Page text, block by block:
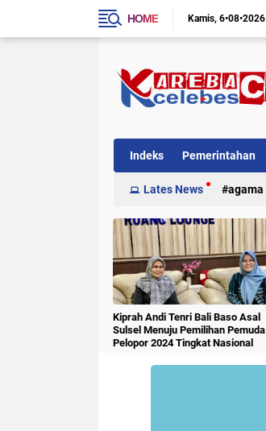
HOME Kamis 6•08•2026
Indeks Pemerintahan
Internasional Kriminal
Lates News agama
Kiprah Andi Tenri Bali Baso Asal
Sulsel Menuju Pemilihan Pemuda
Pelopor 2024 Tingkat Nasional